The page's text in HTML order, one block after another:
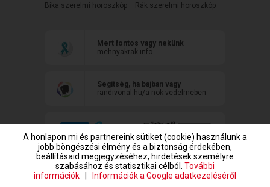
Bika szerelmi horoszkóp
Rák szerelmi horoszkóp
Mert fontos vagy nekünk
mehnyakrak.info
Segítség, ha bajban vagy
randivonal.hu/a-nok-vedelmeben
A honlapon mi és partnereink sütiket (cookie) használunk a
jobb böngészési élmény és a biztonság érdekében,
beállításaid megjegyzéséhez, hirdetések személyre
szabásához és statisztikai célból. További
információk
Információk a Google adatkezeléséről